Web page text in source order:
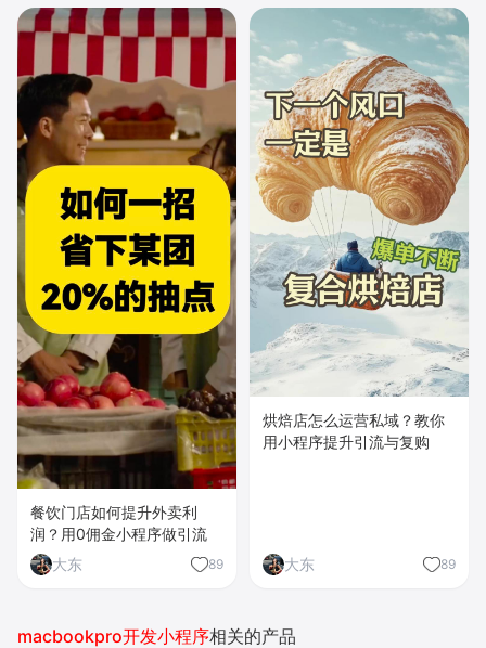
餐饮门店如何提升外卖利
润？用0佣金小程序做引流
大东
89
烘焙店怎么运营私域？教你
用小程序提升引流与复购
大东 89
macbookpro开发小程序相关的产品